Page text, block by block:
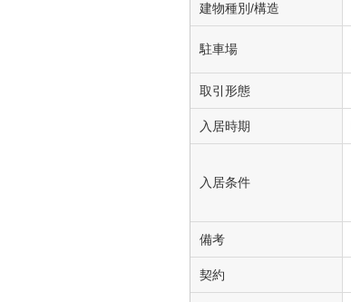
建物種別/構造
駐車場
取引形態
入居時期
入居条件
備考
契約